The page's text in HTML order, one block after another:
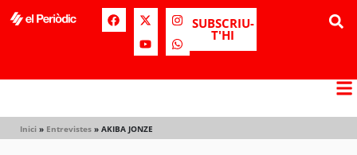
SUBSCRIU-
T'HI
Inici » Entrevistes » AKIBA JONZE